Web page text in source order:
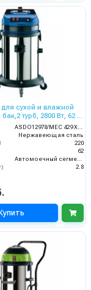
для сухой и влажной
турб, 2800 Вт, 62 л.
Нержавеющая сталь
220
62
2.8